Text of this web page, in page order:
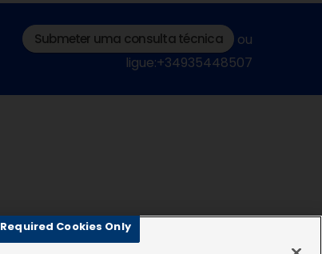
Submeter uma consulta técnica
ou
ligue:+34935448507
Required Cookies Only